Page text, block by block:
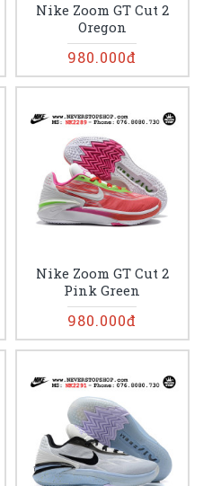
Nike Zoom GT Cut 2
Oregon
980.000đ
Nike Zoom GT Cut 2
Pink Green
980.000đ